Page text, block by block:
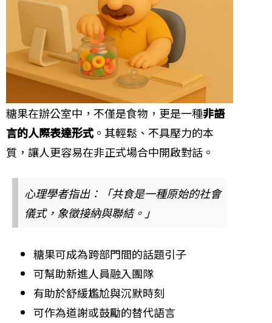
糖果在辦公室中，不僅是食物，更是一種非語
言的人際表達形式。其輕鬆、不具壓力的本
質，讓人更容易在非正式場合中開啟對話。
心理學者指出：「共食是一種原始的社會
儀式，象徵接納與聯結。」
糖果可成為跨部門間的話題引子
可幫助新進人員融入團隊
有助於舒緩尷尬與沉默時刻
可作為道謝或鼓勵的替代語言